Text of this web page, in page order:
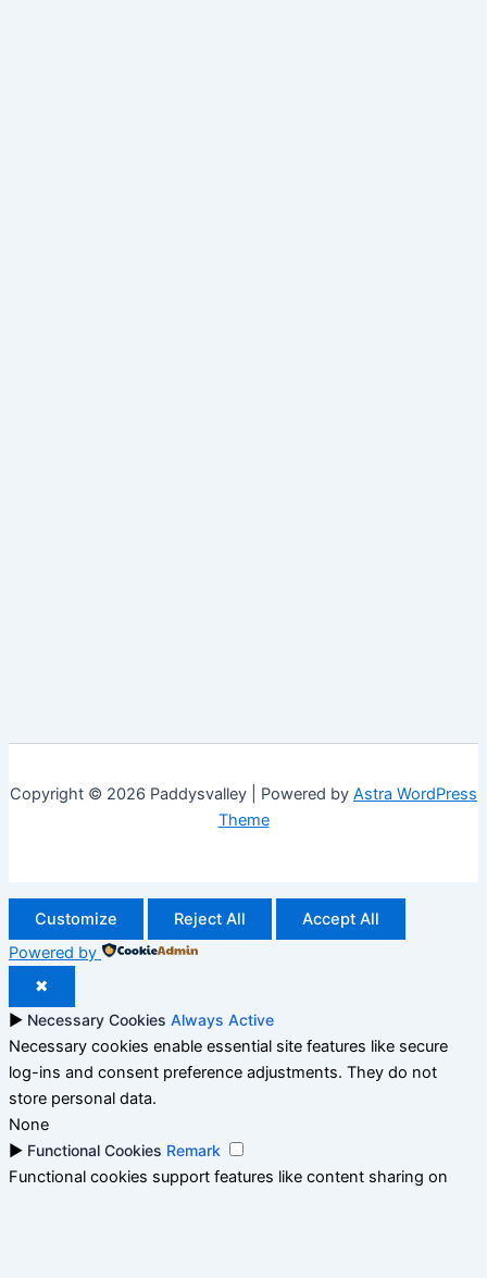
Copyright © 2026 Paddysvalley | Powered by Astra WordPress
Theme
Customize Reject All
Accept All
Powered by
✖
► Necessary Cookies Always Active
Necessary cookies enable essential site features like secure
log-ins and consent preference adjustments. They do not
store personal data.
None
► Functional Cookies Remark
Functional cookies support features like content sharing on